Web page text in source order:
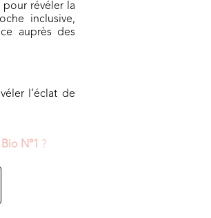
pour révéler la
inclusive,
auprès des
l’éclat de
N°1 ?